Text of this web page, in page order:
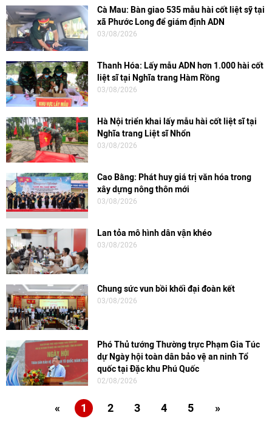
Cà Mau: Bàn giao 535 mẫu hài cốt liệt sỹ tại
xã Phước Long để giám định ADN
03/08/2026
Thanh Hóa: Lấy mẫu ADN hơn 1.000 hài cốt
liệt sĩ tại Nghĩa trang Hàm Rồng
03/08/2026
Hà Nội triển khai lấy mẫu hài cốt liệt sĩ tại
Nghĩa trang Liệt sĩ Nhổn
03/08/2026
Cao Bằng: Phát huy giá trị văn hóa trong
xây dựng nông thôn mới
03/08/2026
Lan tỏa mô hình dân vận khéo
03/08/2026
Chung sức vun bồi khối đại đoàn kết
03/08/2026
Phó Thủ tướng Thường trực Phạm Gia Túc
dự Ngày hội toàn dân bảo vệ an ninh Tổ
quốc tại Đặc khu Phú Quốc
02/08/2026
« 1 2 3 4 5 »